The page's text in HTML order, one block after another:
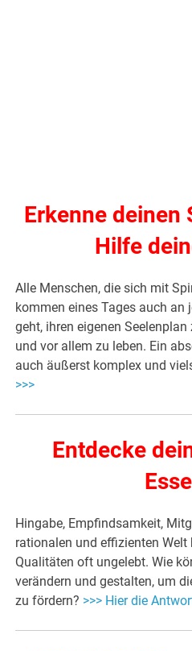
Erkenne deinen
Hilfe
Alle Menschen, die sich mit
kommen eines Tages auch an
geht, ihren eigenen
und vor allem zu leben. Ein
auch äußerst komplex und
>>>
Entdecke
Hingabe, Empfindsamkeit,
rationalen und effizienten Welt
Qualitäten oft ungelebt. Wie
verändern und gestalten, um
zu fördern? >>> Hier die